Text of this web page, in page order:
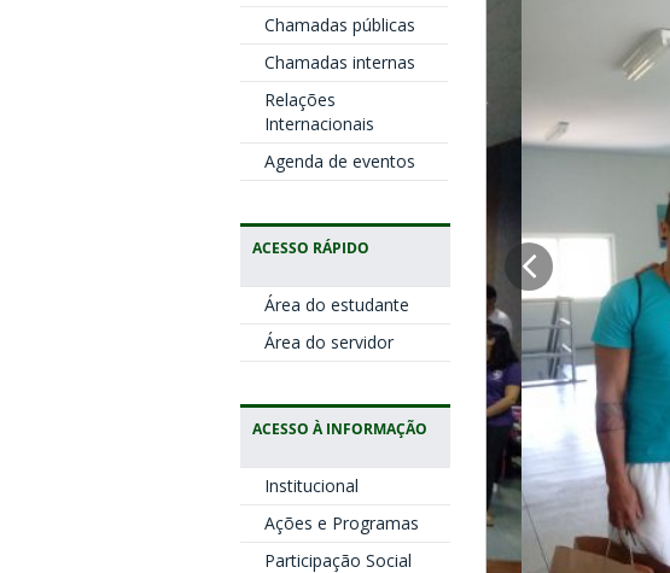
Chamadas públicas
Chamadas internas
Relações
Internacionais
Agenda de eventos
ACESSO RÁPIDO
Área do estudante
Área do servidor
ACESSO À INFORMAÇÃO
Institucional
Ações e Programas
Participação Social